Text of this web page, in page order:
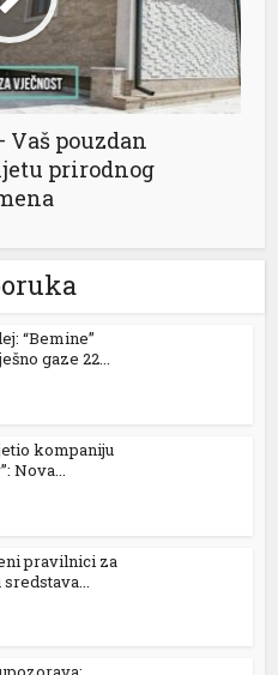
Vaš pouzdan
prirodnog
“Bemine”
gaze 22...
kompaniju
Nova...
pravilnici za